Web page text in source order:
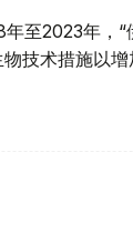
至2023年，
技术措施以增